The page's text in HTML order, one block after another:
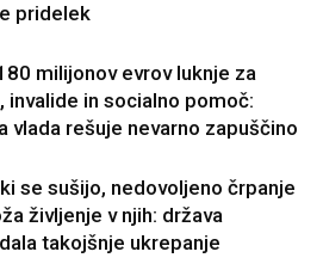
pridelek
milijonov evrov luknje za
invalide in socialno pomoč:
vlada rešuje nevarno zapuščino
se sušijo, nedovoljeno črpanje
življenje v njih: država
takojšnje ukrepanje